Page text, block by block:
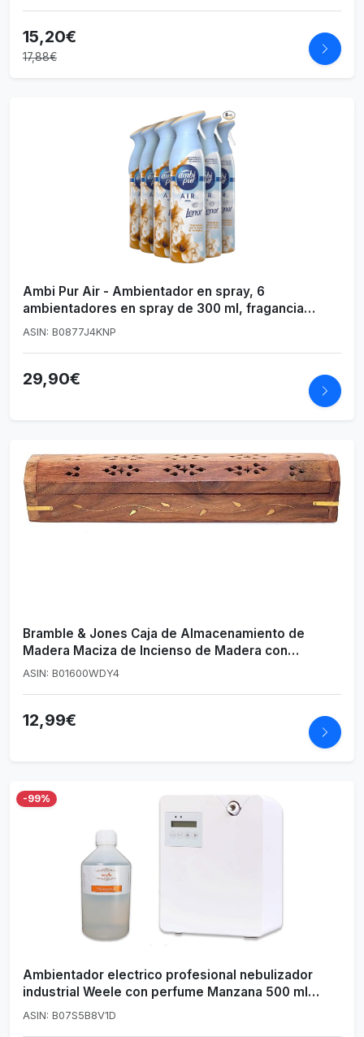
15,20€
17,88€
Ambi Pur Air - Ambientador en spray, 6
ambientadores en spray de 300 ml, fragancia
dorada y flores de vainilla, desodorante de
ASIN: B0877J4KNP
29,90€
Bramble & Jones Caja de Almacenamiento de
Madera Maciza de Incienso de Madera con
recogedor de Cenizas y Quemador de Cono
ASIN: B01600WDY4
12,99€
-99%
Ambientador electrico profesional nebulizador
industrial Weele con perfume Manzana 500 ml
desde 40 hasta 100 mq.
ASIN: B07S5B8V1D